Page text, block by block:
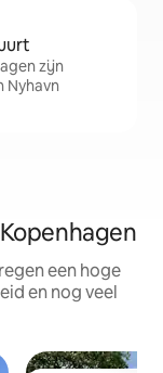
zijn
Nyhavn
een hoge
en nog veel